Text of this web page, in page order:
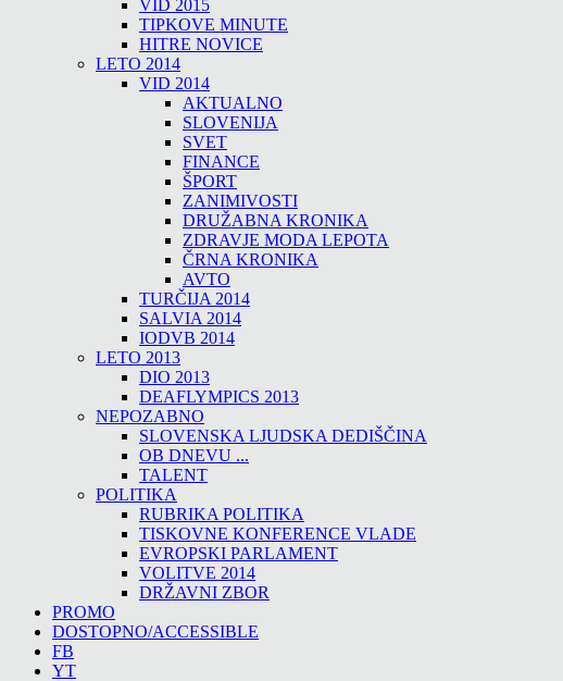
VID 2015
TIPKOVE MINUTE
HITRE NOVICE
LETO 2014
VID 2014
AKTUALNO
SLOVENIJA
SVET
FINANCE
ŠPORT
ZANIMIVOSTI
DRUŽABNA KRONIKA
ZDRAVJE MODA LEPOTA
ČRNA KRONIKA
AVTO
TURČIJA 2014
SALVIA 2014
IODVB 2014
LETO 2013
DIO 2013
DEAFLYMPICS 2013
NEPOZABNO
SLOVENSKA LJUDSKA DEDIŠČINA
OB DNEVU ...
TALENT
POLITIKA
RUBRIKA POLITIKA
TISKOVNE KONFERENCE VLADE
EVROPSKI PARLAMENT
VOLITVE 2014
DRŽAVNI ZBOR
PROMO
DOSTOPNO/ACCESSIBLE
FB
YT